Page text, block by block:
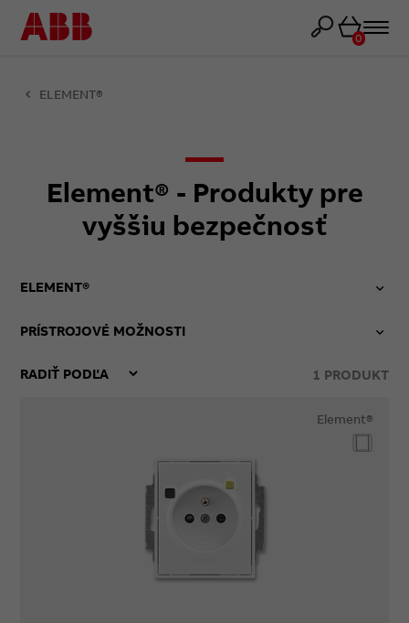
Košík
0
ELEMENT®
Element® - Produkty pre
vyššiu bezpečnosť
ELEMENT®
PRÍSTROJOVÉ MOŽNOSTI
1 PRODUKT
Element®